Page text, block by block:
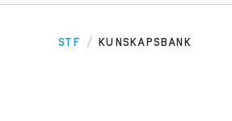
STF KUNSKAPSBANK